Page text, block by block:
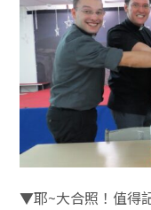
▼耶~大合照！值得